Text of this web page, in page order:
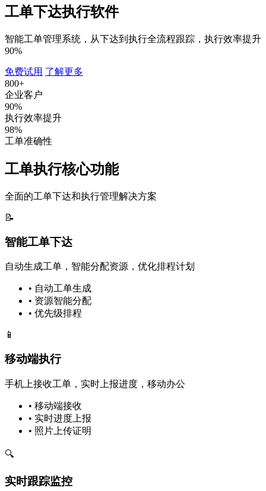
工单下达执行软件
智能工单管理系统，从下达到执行全流程跟踪，执行效率提升
90%
免费试用 了解更多
800+
企业客户
90%
执行效率提升
98%
工单准确性
工单执行核心功能
全面的工单下达和执行管理解决方案
📝
智能工单下达
自动生成工单，智能分配资源，优化排程计划
• 自动工单生成
• 资源智能分配
• 优先级排程
📱
移动端执行
手机上接收工单，实时上报进度，移动办公
• 移动端接收
• 实时进度上报
• 照片上传证明
🔍
实时跟踪监控